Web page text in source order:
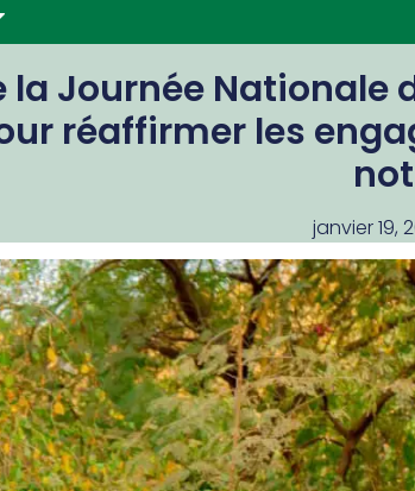
la Journée Nationale
réaffirmer les
janvier 19,